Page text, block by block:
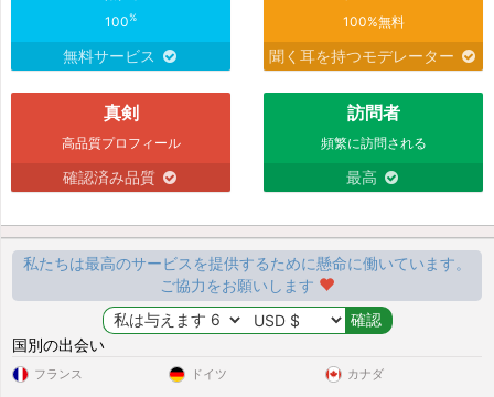
100%
無料サービス
100%無料
聞く耳を持つモデレーター
真剣
高品質プロフィール
確認済み品質
訪問者
頻繁に訪問される
最高
私たちは最高のサービスを提供するために懸命に働いています。
ご協力をお願いします
国別の出会い
フランス ドイツ カナダ